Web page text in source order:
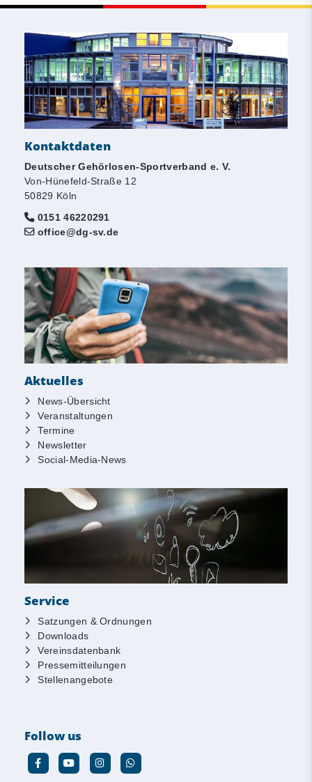
Kontaktdaten
Deutscher Gehörlosen-Sportverband e. V.
Von-Hünefeld-Straße 12
50829 Köln
0151 46220291
office@dg-sv.de
Aktuelles
News-Übersicht
Veranstaltungen
Termine
Newsletter
Social-Media-News
Service
Satzungen & Ordnungen
Downloads
Vereinsdatenbank
Pressemitteilungen
Stellenangebote
Follow us